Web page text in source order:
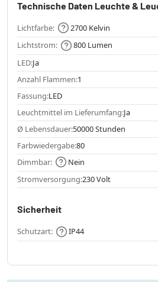
Technische Daten Leuchte &
Lichtfarbe:
2700 Kelvin
Lichtstrom:
800 Lumen
LED:Ja
Anzahl Flammen:1
Fassung:LED
Leuchtmittel im Lieferumfang:Ja
Ø Lebensdauer:50000 Stunden
Farbwiedergabe:80
Dimmbar:
Nein
Stromversorgung:230 Volt
Sicherheit
Schutzart: IP44